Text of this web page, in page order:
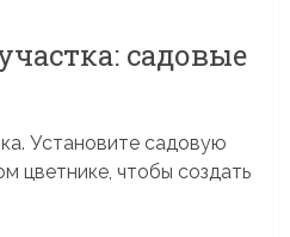
садовые